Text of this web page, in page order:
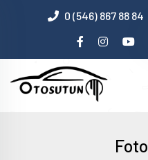
web
dini
chat
0 (546) 867 88 84